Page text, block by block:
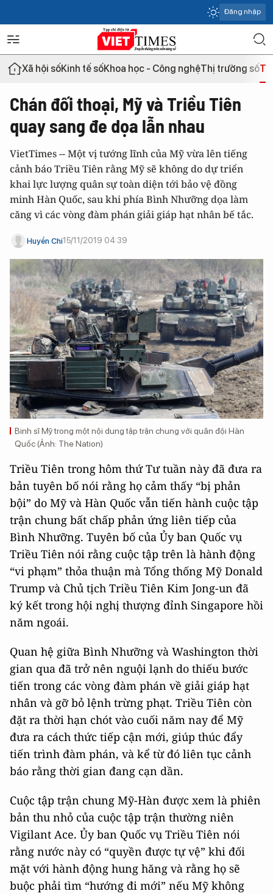
Đăng nhập
Xã hội sốKinh tế sốKhoa học - Công nghệThị trường số
Chán đối thoại, Mỹ và Triều Tiên
quay sang đe dọa lẫn nhau
VietTimes -- Một vị tướng lĩnh của Mỹ vừa lên tiếng
cảnh báo Triều Tiên rằng Mỹ sẽ không do dự triển
khai lực lượng quân sự toàn diện tới bảo vệ đồng
minh Hàn Quốc, sau khi phía Bình Nhưỡng dọa làm
căng vì các vòng đàm phán giải giáp hạt nhân bế tắc.
Huyền Chi15/11/2019 04:39
Binh sĩ Mỹ trong một nội dung tập trận chung với quân đội Hàn
Quốc (Ảnh: The Nation)
Triều Tiên trong hôm thứ Tư tuần này đã đưa ra
bản tuyên bố nói rằng họ cảm thấy “bị phản
bội” do Mỹ và Hàn Quốc vẫn tiến hành cuộc tập
trận chung bất chấp phản ứng liên tiếp của
Bình Nhưỡng. Tuyên bố của Ủy ban Quốc vụ
Triều Tiên nói rằng cuộc tập trên là hành động
“vi phạm” thỏa thuận mà Tổng thống Mỹ Donald
Trump và Chủ tịch Triều Tiên Kim Jong-un đã
ký kết trong hội nghị thượng đỉnh Singapore hồi
năm ngoái.
Quan hệ giữa Bình Nhưỡng và Washington thời
gian qua đã trở nên nguội lạnh do thiếu bước
tiến trong các vòng đàm phán về giải giáp hạt
nhân và gỡ bỏ lệnh trừng phạt. Triều Tiên còn
đặt ra thời hạn chót vào cuối năm nay để Mỹ
đưa ra cách thức tiếp cận mới, giúp thúc đẩy
tiến trình đàm phán, và kể từ đó liên tục cảnh
báo rằng thời gian đang cạn dần.
Cuộc tập trận chung Mỹ-Hàn được xem là phiên
bản thu nhỏ của cuộc tập trận thường niên
Vigilant Ace. Ủy ban Quốc vụ Triều Tiên nói
rằng nước này có “quyền được tự vệ” khi đối
mặt với hành động hung hăng và rằng họ sẽ
buộc phải tìm “hướng đi mới” nếu Mỹ không